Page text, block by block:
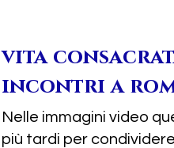
vita
incontri a
Nelle immagini video
più tardi per